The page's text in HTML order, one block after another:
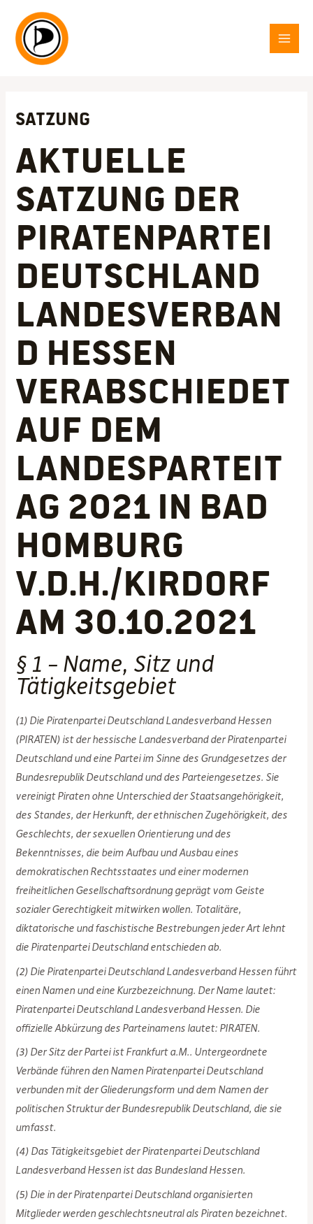
Inhalt
springen
Satzung
Aktuelle
Satzung der
Piratenpartei
Deutschland
Landesverban
d Hessen
verabschiedet
auf dem
Landesparteit
ag 2021 in Bad
Homburg
v.d.H./Kirdorf
am 30.10.2021
§ 1 – Name, Sitz und
Tätigkeitsgebiet
(1) Die Piratenpartei Deutschland Landesverband Hessen
(PIRATEN) ist der hessische Landesverband der Piratenpartei
Deutschland und eine Partei im Sinne des Grundgesetzes der
Bundesrepublik Deutschland und des Parteiengesetzes. Sie
vereinigt Piraten ohne Unterschied der Staatsangehörigkeit,
des Standes, der Herkunft, der ethnischen Zugehörigkeit, des
Geschlechts, der sexuellen Orientierung und des
Bekenntnisses, die beim Aufbau und Ausbau eines
demokratischen Rechtsstaates und einer modernen
freiheitlichen Gesellschaftsordnung geprägt vom Geiste
sozialer Gerechtigkeit mitwirken wollen. Totalitäre,
diktatorische und faschistische Bestrebungen jeder Art lehnt
die Piratenpartei Deutschland entschieden ab.
(2) Die Piratenpartei Deutschland Landesverband Hessen führt
einen Namen und eine Kurzbezeichnung. Der Name lautet:
Piratenpartei Deutschland Landesverband Hessen. Die
offizielle Abkürzung des Parteinamens lautet: PIRATEN.
(3) Der Sitz der Partei ist Frankfurt a.M.. Untergeordnete
Verbände führen den Namen Piratenpartei Deutschland
verbunden mit der Gliederungsform und dem Namen der
politischen Struktur der Bundesrepublik Deutschland, die sie
umfasst.
(4) Das Tätigkeitsgebiet der Piratenpartei Deutschland
Landesverband Hessen ist das Bundesland Hessen.
(5) Die in der Piratenpartei Deutschland organisierten
Mitglieder werden geschlechtsneutral als Piraten bezeichnet.